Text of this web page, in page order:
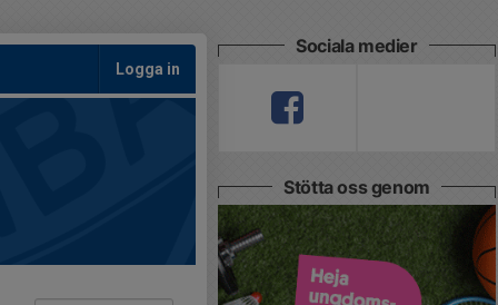
Logga in
Sociala medier
Stötta oss genom